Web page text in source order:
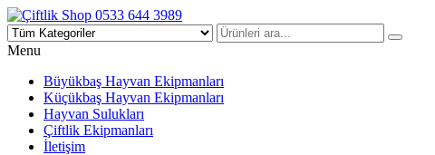
Çiftlik Shop 0533 644 3989
Menu
Büyükbaş Hayvan Ekipmanları
Küçükbaş Hayvan Ekipmanları
Hayvan Sulukları
Çiftlik Ekipmanları
İletişim